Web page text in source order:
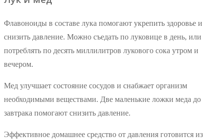
Флавоноиды в составе лука помогают укрепить здоровье и
снизить давление. Можно съедать по луковице в день, или
потреблять по десять миллилитров лукового сока утром и
вечером.
Мед улучшает состояние сосудов и снабжает организм
необходимыми веществами. Две маленькие ложки меда до
завтрака помогают снизить давление.
Эффективное домашнее средство от давления готовится из